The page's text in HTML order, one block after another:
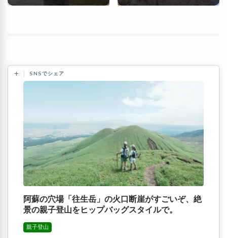
SNSでシェア
阿蘇の穴場「往生岳」の火口断崖がすごいぞ、絶
景の親子登山をヒップバッグスタイルで。
親子登山